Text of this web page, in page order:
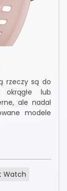
rzeczy są do
lub
ale nadal
modele
Watch